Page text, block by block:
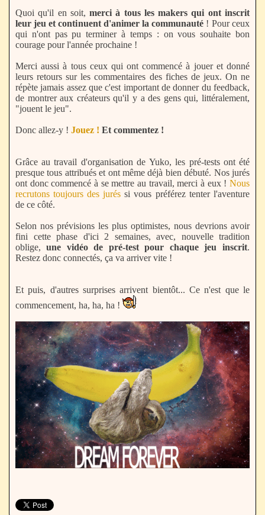
Quoi qu'il en soit, merci à tous les makers qui ont inscrit
leur jeu et continuent d'animer la communauté ! Pour ceux
qui n'ont pas pu terminer à temps : on vous souhaite bon
courage pour l'année prochaine !
Merci aussi à tous ceux qui ont commencé à jouer et donné
leurs retours sur les commentaires des fiches de jeux. On ne
répète jamais assez que c'est important de donner du feedback,
de montrer aux créateurs qu'il y a des gens qui, littéralement,
"jouent le jeu".
Donc allez-y ! Jouez ! Et commentez !
Grâce au travail d'organisation de Yuko, les pré-tests ont été
presque tous attribués et ont même déjà bien débuté. Nos jurés
ont donc commencé à se mettre au travail, merci à eux ! Nous
recrutons toujours des jurés si vous préférez tenter l'aventure
de ce côté.
Selon nos prévisions les plus optimistes, nous devrions avoir
fini cette phase d'ici 2 semaines, avec, nouvelle tradition
oblige, une vidéo de pré-test pour chaque jeu inscrit.
Restez donc connectés, ça va arriver vite !
Et puis, d'autres surprises arrivent bientôt... Ce n'est que le
commencement, ha, ha, ha !